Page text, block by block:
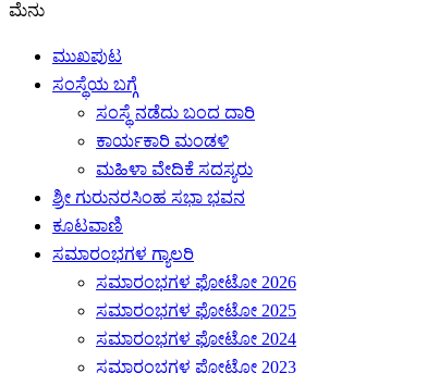
ಮೆನು
ಮುಖಪುಟ
ಸಂಸ್ಥೆಯ ಬಗ್ಗೆ
ಸಂಸ್ಥೆ ನಡೆದು ಬಂದ ದಾರಿ
ಕಾರ್ಯಕಾರಿ ಮಂಡಳಿ
ಮಹಿಳಾ ವೇದಿಕೆ ಸದಸ್ಯರು
ಶ್ರೀ ಗುರುನರಸಿಂಹ ಸಭಾ ಭವನ
ಕೂಟವಾಣಿ
ಸಮಾರಂಭಗಳ ಗ್ಯಾಲರಿ
ಸಮಾರಂಭಗಳ ಫೋಟೋ 2026
ಸಮಾರಂಭಗಳ ಫೋಟೋ 2025
ಸಮಾರಂಭಗಳ ಫೋಟೋ 2024
ಸಮಾರಂಭಗಳ ಫೋಟೋ 2023